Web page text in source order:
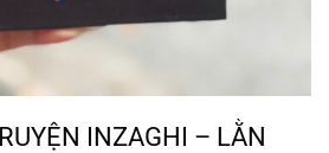
INZAGHI – LẰN